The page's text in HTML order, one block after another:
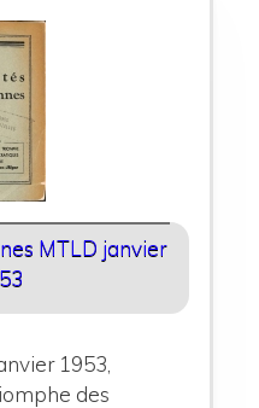
MTLD janvier
1953,
des